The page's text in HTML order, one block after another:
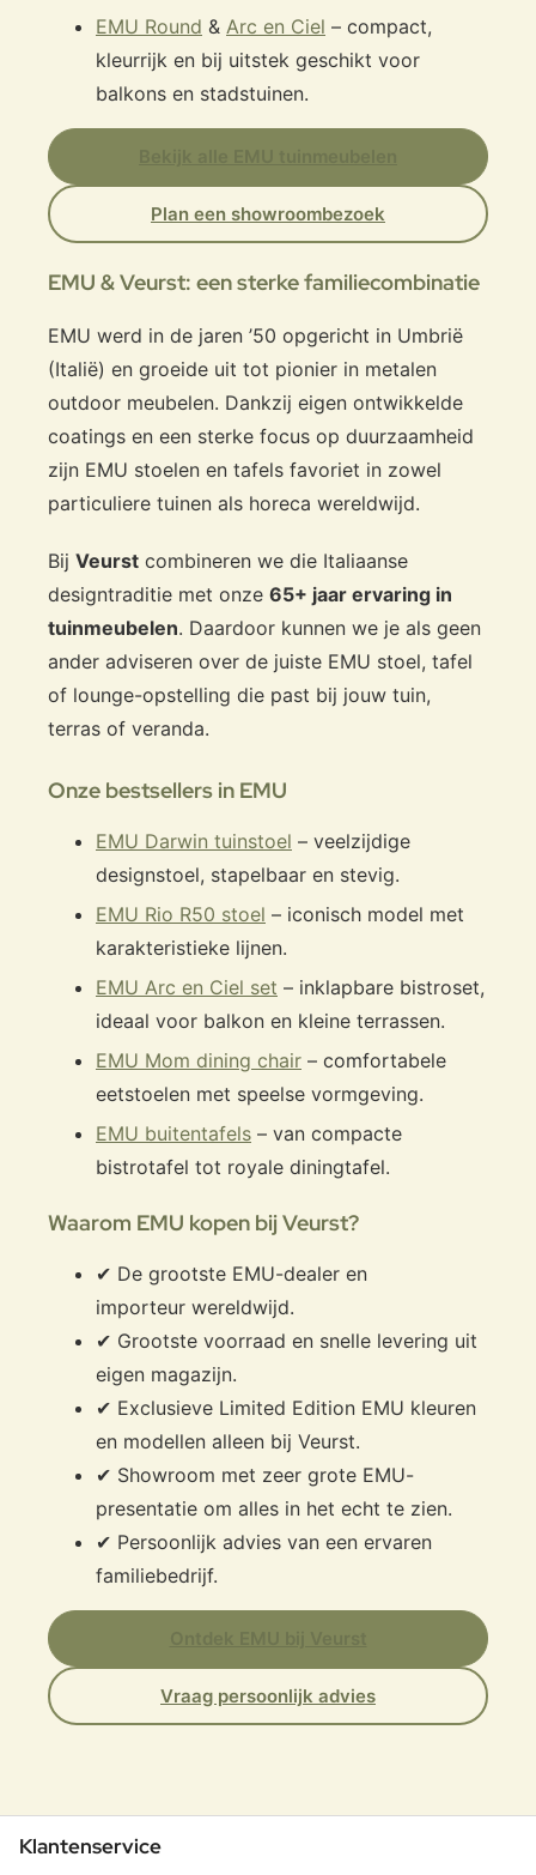
EMU Round & Arc en Ciel – compact,
kleurrijk en bij uitstek geschikt voor
balkons en stadstuinen.
Plan een showroombezoek
EMU & Veurst: een sterke familiecombinatie
EMU werd in de jaren ’50 opgericht in Umbrië
(Italië) en groeide uit tot pionier in metalen
outdoor meubelen. Dankzij eigen ontwikkelde
coatings en een sterke focus op duurzaamheid
zijn EMU stoelen en tafels favoriet in zowel
particuliere tuinen als horeca wereldwijd.
Bij Veurst combineren we die Italiaanse
designtraditie met onze 65+ jaar ervaring in
tuinmeubelen. Daardoor kunnen we je als geen
ander adviseren over de juiste EMU stoel, tafel
of lounge-opstelling die past bij jouw tuin,
terras of veranda.
Onze bestsellers in EMU
EMU Darwin tuinstoel – veelzijdige
designstoel, stapelbaar en stevig.
EMU Rio R50 stoel – iconisch model met
karakteristieke lijnen.
EMU Arc en Ciel set – inklapbare bistroset,
ideaal voor balkon en kleine terrassen.
EMU Mom dining chair – comfortabele
eetstoelen met speelse vormgeving.
EMU buitentafels – van compacte
bistrotafel tot royale diningtafel.
Waarom EMU kopen bij Veurst?
✔ De grootste EMU-dealer en
importeur wereldwijd.
✔ Grootste voorraad en snelle levering uit
eigen magazijn.
✔ Exclusieve Limited Edition EMU kleuren
en modellen alleen bij Veurst.
✔ Showroom met zeer grote EMU-
presentatie om alles in het echt te zien.
✔ Persoonlijk advies van een ervaren
familiebedrijf.
Vraag persoonlijk advies
Klantenservice